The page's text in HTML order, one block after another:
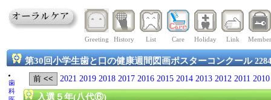
Greeting History List Care Holiday Link Member
第30回小学生歯と口の健康週間図画ポスターコンクール
歯
科
2021 2019 2018 2017 2016 2015 2014 2013 2012 2011 2010
入選５年(八代⑥)